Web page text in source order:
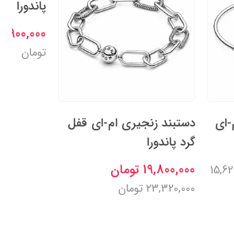
ای
دستبند زنجیری ام-ای قفل
گرد پاندورا
19,800,000 تومان
23,320,000 تومان